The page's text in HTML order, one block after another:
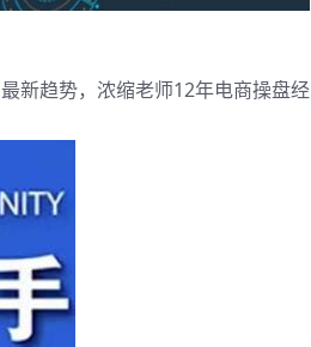
新趋势，浓缩老师12年电商操盘经